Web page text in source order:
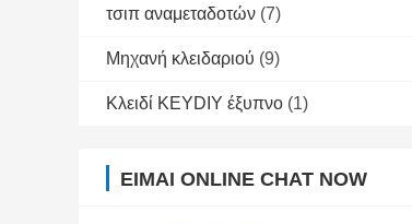
τσιπ αναμεταδοτών (7)
Μηχανή κλειδαριού (9)
Κλειδί KEYDIY έξυπνο (1)
ΕΊΜΑΙ ONLINE CHAT NOW